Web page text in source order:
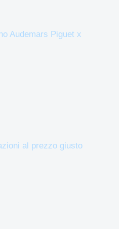
Audemars Piguet x
al prezzo giusto